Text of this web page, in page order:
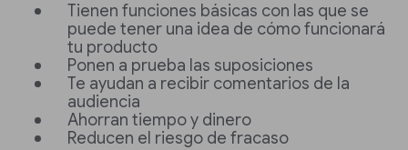
Tienen funciones básicas con las que se
puede tener una idea de cómo funcionará
tu producto
Ponen a prueba las suposiciones
Te ayudan a recibir comentarios de la
audiencia
Ahorran tiempo y dinero
Reducen el riesgo de fracaso